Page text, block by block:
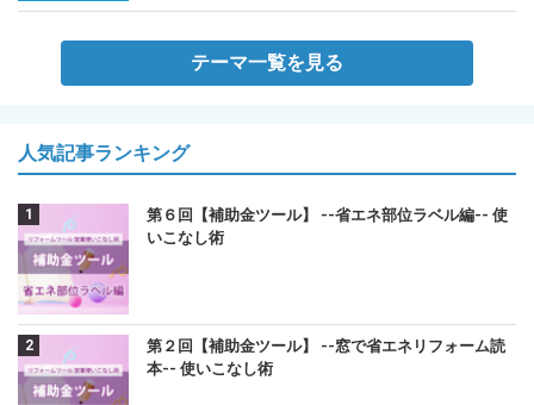
テーマ一覧を見る
人気記事ランキング
第６回【補助金ツール】 --省エネ部位ラベル編-- 使
いこなし術
第２回【補助金ツール】 --窓で省エネリフォーム読
本-- 使いこなし術